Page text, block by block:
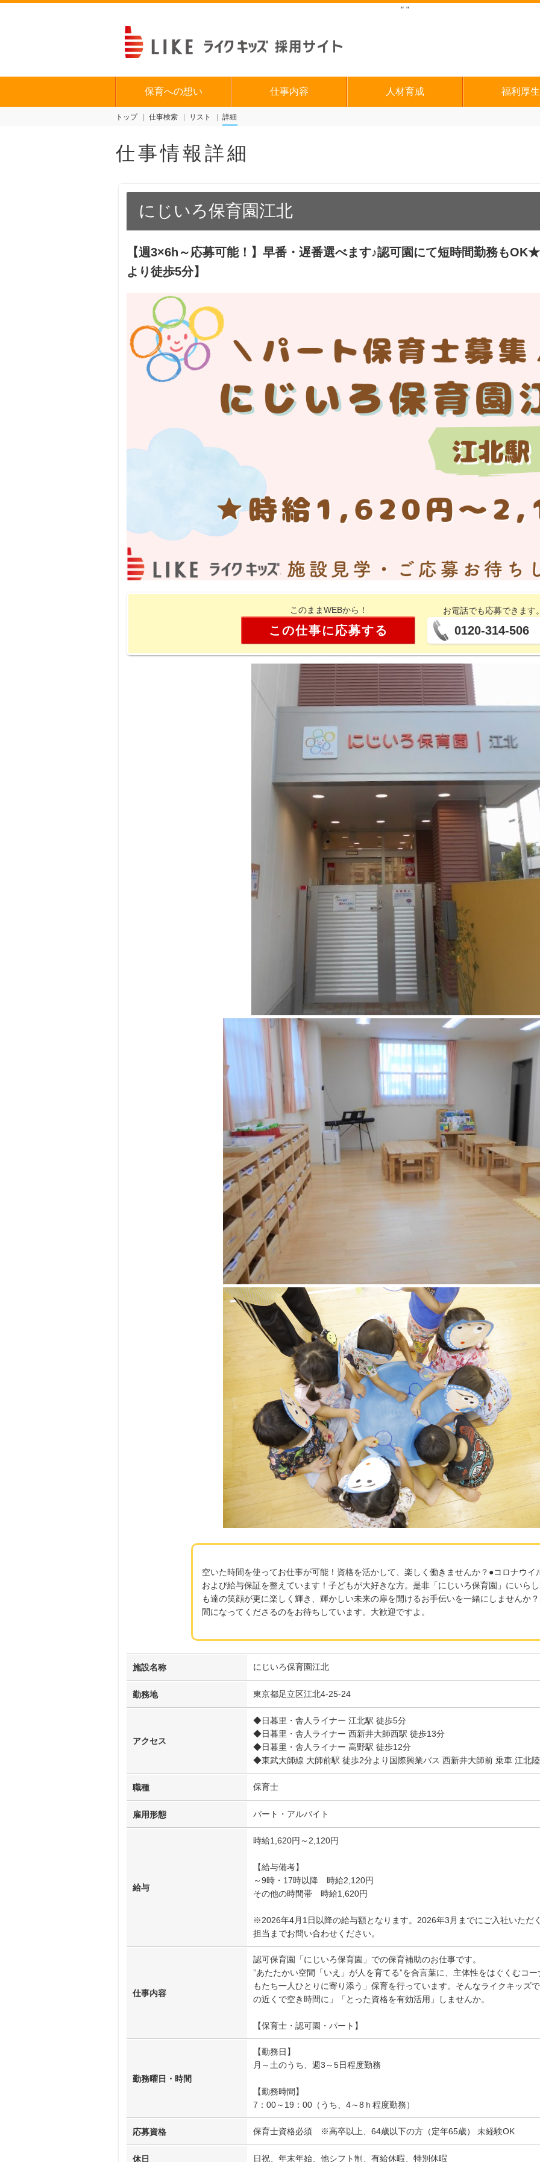
" "
保育への想い 仕事内容 人材育成 福利厚生
トップ 仕事検索 リスト 詳細
仕事情報詳細
にじいろ保育園江北
【週3×6h～応募可能！】早番・遅番選べます♪認可園にて短時間勤務も
より徒歩5分】
このままWEBから！
この仕事に応募する
お電話でも応募できます
0120-314-506
空いた時間を使ってお仕事が可能！資格を活かして、楽しく働きませんか？●コロナウイ
および給与保証を整えています！子どもが大好きな方。是非「にじいろ保育園」にいら
も達の笑顔が更に楽しく輝き、輝かしい未来の扉を開けるお手伝いを一緒にしませんか
間になってくださるのをお待ちしています。大歓迎ですよ。
施設名称 にじいろ保育園江北
勤務地 東京都足立区江北4-25-24
アクセス
◆日暮里・舎人ライナー 江北駅 徒歩5分
◆日暮里・舎人ライナー 西新井大師西駅 徒歩13分
◆日暮里・舎人ライナー 高野駅 徒歩12分
◆東武大師線 大師前駅 徒歩2分より国際興業バス 西新井大師前 乗車 江北
職種 保育士
雇用形態 パート・アルバイト
給与
時給1,620円～2,120円
【給与備考】
～9時・17時以降 時給2,120円
その他の時間帯 時給1,620円
※2026年4月1日以降の給与額となります。2026年3月までにご入社いただ
担当までお問い合わせください。
仕事内容
認可保育園「にじいろ保育園」での保育補助のお仕事です。
”あたたかい空間「いえ」が人を育てる”を合言葉に、主体性をはぐくむコ
もたち一人ひとりに寄り添う」保育を行っています。そんなライクキッズ
の近くで空き時間に」「とった資格を有効活用」しませんか。
【保育士・認可園・パート】
勤務曜日・時間
【勤務日】
月～土のうち、週3～5日程度勤務
【勤務時間】
7：00～19：00（うち、4～8ｈ程度勤務）
応募資格 保育士資格必須 ※高卒以上、64歳以下の方（定年65歳） 未経験OK
休日 日祝、年末年始、他シフト制、有給休暇、特別休暇